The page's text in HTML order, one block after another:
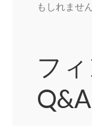
もしれません
フ